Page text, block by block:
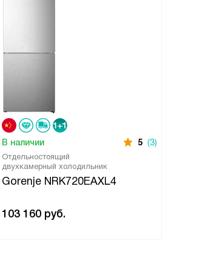
В наличии 5 (3)
Отдельностоящий
двухкамерный холодильник
Gorenje NRK720EAXL4
103 160 руб.